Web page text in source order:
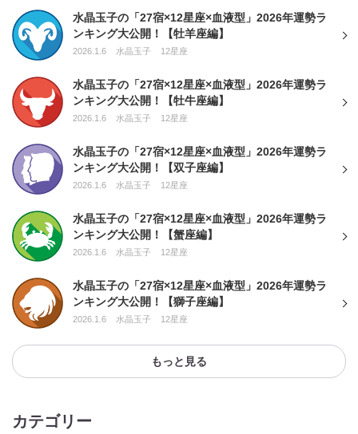
水晶玉子の「27宿×12星座×血液型」2026年運勢ラ
ンキング大公開！【牡羊座編】
2026.1.6 水晶玉子 12星座
水晶玉子の「27宿×12星座×血液型」2026年運勢ラ
ンキング大公開！【牡牛座編】
2026.1.6 水晶玉子 12星座
水晶玉子の「27宿×12星座×血液型」2026年運勢ラ
ンキング大公開！【双子座編】
2026.1.6 水晶玉子 12星座
水晶玉子の「27宿×12星座×血液型」2026年運勢ラ
ンキング大公開！【蟹座編】
2026.1.6 水晶玉子 12星座
水晶玉子の「27宿×12星座×血液型」2026年運勢ラ
ンキング大公開！【獅子座編】
2026.1.6 水晶玉子 12星座
もっと見る
カテゴリー